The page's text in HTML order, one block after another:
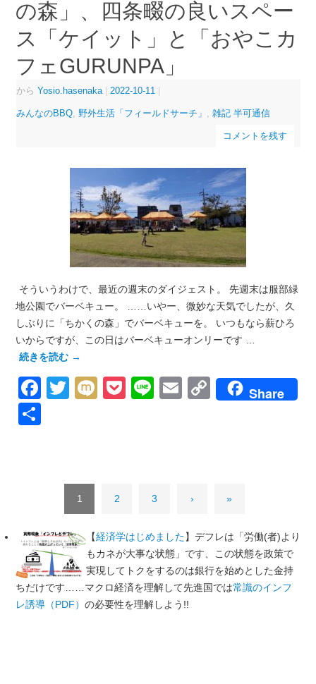
の森」、四条畷の良いスペー
ス「ケイット」と「おやこカ
フェGURUNPA」
から Yosio.hasenaka 2022-10-11
みんなのBBQ, 野外生活「フィールドサーチ」 雑記 半可通信
コメントを残す
そういうわけで、最近の週末のダイジェスト。 先週末は服部緑
地公園でバーベキュー。 ……いやー、微妙な天気でしたが、久
しぶりに「ちかくの森」でバーベキューを。 いつもなら薪ひろ
いからですが、この日はバーベキューオンリーです …
続きを読む →
Facebook
Twitter
MixiPocket
LineEmailCopyShare
1 2 3 › »
【経済学はじめました】デフレは「労働(者)より
もカネが大事な状態」です、この状態を政策で
実現してトクをするのは銀行を始めとした金持
ちだけです……マクロ経済を理解して先進国では常識のインフ
レ誘導（PDF） の必要性を理解しよう!!